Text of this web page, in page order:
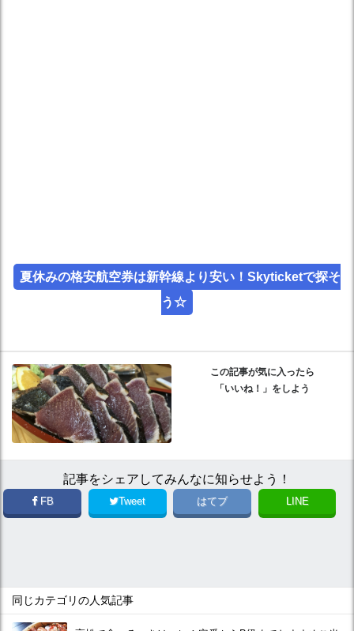
夏休みの格安航空券は新幹線より安い！Skyticketで探そ
う☆
この記事が気に入ったら
「いいね！」をしよう
記事をシェアしてみんなに知らせよう！
FB Tweet はてブ LINE
同じカテゴリの人気記事